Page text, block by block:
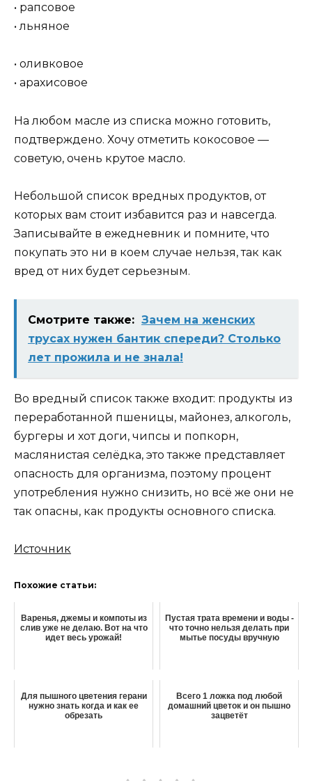
• рапсовое
• льняное
• оливковое
• арахисовое
На любом масле из списка можно готовить,
подтверждено. Хочу отметить кокосовое —
советую, очень крутое масло.
Небольшой список вредных продуктов, от
которых вам стоит избавится раз и навсегда.
Записывайте в ежедневник и помните, что
покупать это ни в коем случае нельзя, так как
вред от них будет серьезным.
Смотрите также: Зачем на женских
трусах нужен бантик спереди? Столько
лет прожила и не знала!
Во вредный список также входит: продукты из
переработанной пшеницы, майонез, алкоголь,
бургеры и хот доги, чипсы и попкорн,
маслянистая селёдка, это также представляет
опасность для организма, поэтому процент
употребления нужно снизить, но всё же они не
так опасны, как продукты основного списка.
Источник
Похожие статьи:
Варенья, джемы и компоты из
слив уже не делаю. Вот на что
идет весь урожай!
Пустая трата времени и воды -
что точно нельзя делать при
мытье посуды вручную
Для пышного цветения герани
нужно знать когда и как ее
обрезать
Всего 1 ложка под любой
домашний цветок и он пышно
зацветёт